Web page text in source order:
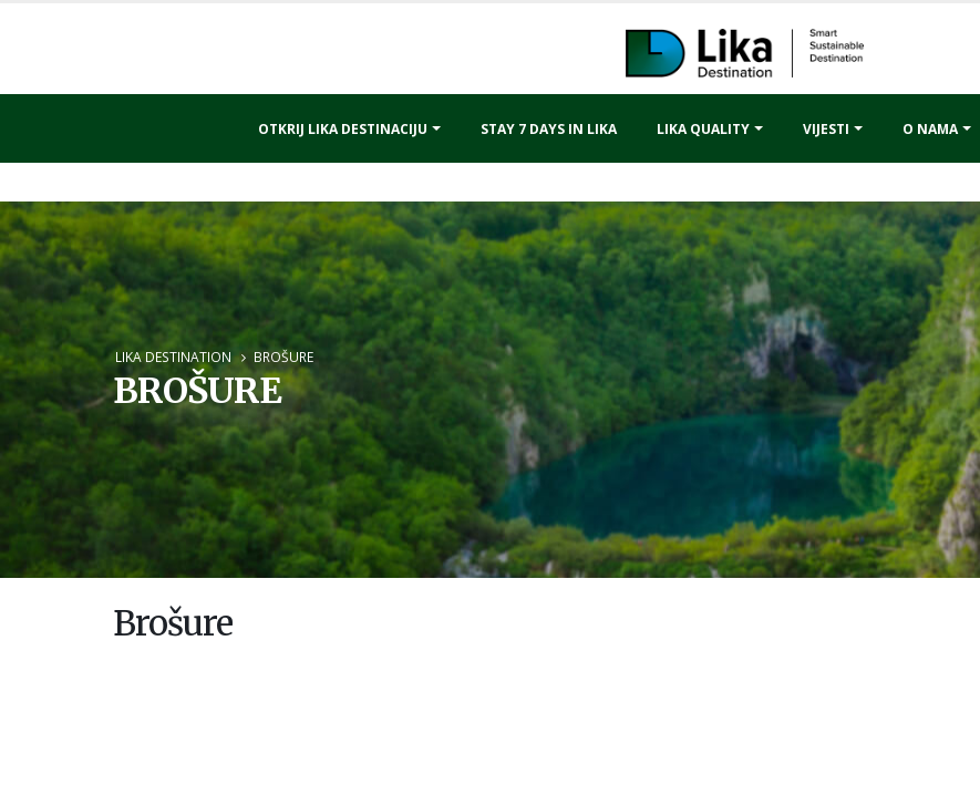
OTKRIJ LIKA DESTINACIJU STAY 7 DAYS IN LIKA LIKA QUALITY VIJESTI O NAMA
LIKA DESTINATION BROŠURE
BROŠURE
Brošure